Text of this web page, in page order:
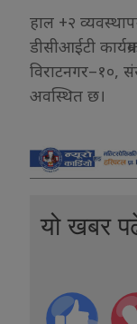
हाल +२
डीसीआईटी
विराटनगर–१०,
अवस्थित छ।
यो खबर